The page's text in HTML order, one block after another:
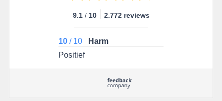
9.1 / 10 2.772 reviews
10 / 10
Harm
Positief